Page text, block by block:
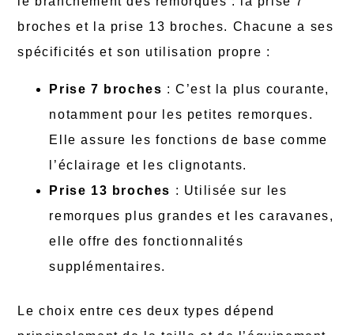
broches et la prise 13 broches. Chacune a ses
spécificités et son utilisation propre :
Prise 7 broches : C’est la plus courante,
notamment pour les petites remorques.
Elle assure les fonctions de base comme
l’éclairage et les clignotants.
Prise 13 broches : Utilisée sur les
remorques plus grandes et les caravanes,
elle offre des fonctionnalités
supplémentaires.
Le choix entre ces deux types dépend